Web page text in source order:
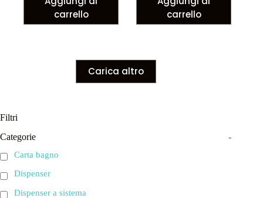
carrello
carrello
Carica altro
Filtri
Categorie
-
Carta bagno
Dispenser
Dispenser a sistema